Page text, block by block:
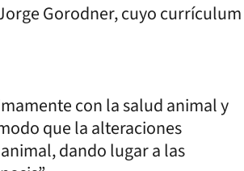
Gorodner, cuyo currículum
con la salud animal y
que la alteraciones
dando lugar a las